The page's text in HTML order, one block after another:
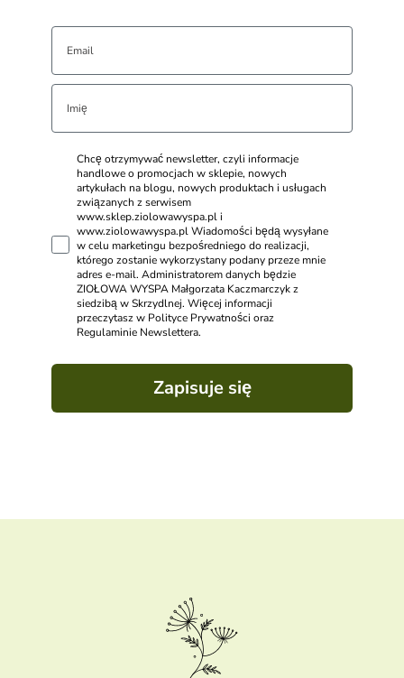
Chcę otrzymywać newsletter, czyli informacje
handlowe o promocjach w sklepie, nowych
artykułach na blogu, nowych produktach i usługach
związanych z serwisem
www.sklep.ziolowawyspa.pl i
www.ziolowawyspa.pl Wiadomości będą wysyłane
w celu marketingu bezpośredniego do realizacji,
którego zostanie wykorzystany podany przeze mnie
adres e-mail. Administratorem danych będzie
ZIOŁOWA WYSPA Małgorzata Kaczmarczyk z
siedzibą w Skrzydlnej. Więcej informacji
przeczytasz w Polityce Prywatności oraz
Regulaminie Newslettera.
Zapisuje się